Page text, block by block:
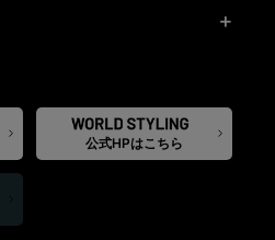
公式HPはこちら